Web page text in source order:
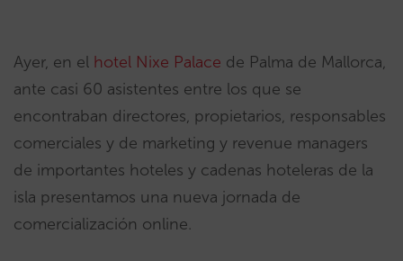
Ayer, en el hotel Nixe Palace de Palma de Mallorca,
ante casi 60 asistentes entre los que se
encontraban directores, propietarios, responsables
comerciales y de marketing y revenue managers
de importantes hoteles y cadenas hoteleras de la
isla presentamos una nueva jornada de
comercialización online.